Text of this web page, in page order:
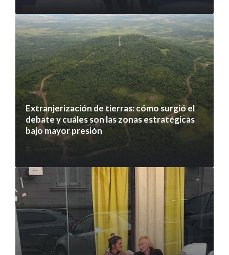
Extranjerización de tierras: cómo surgió el
debate y cuáles son las zonas estratégicas
bajo mayor presión